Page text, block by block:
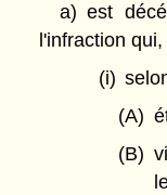
a) est
l'infraction
(i)
(A)
(B)